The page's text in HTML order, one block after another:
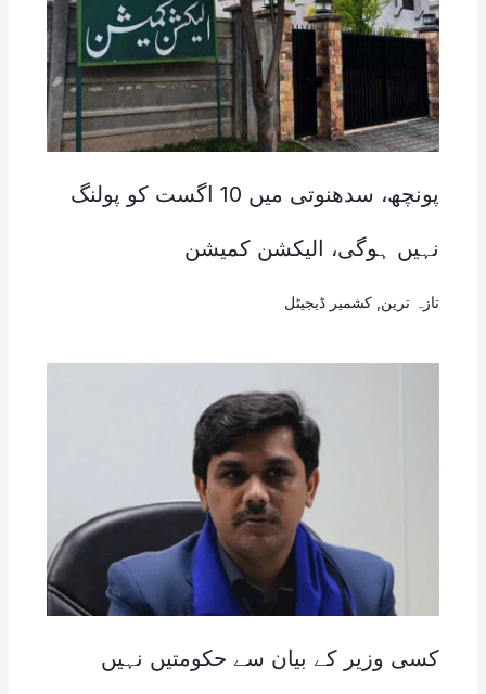
پونچھ، سدھنوتی میں 10 اگست کو پولنگ
نہیں ہوگی، الیکشن کمیشن
تازہ ترین کشمیر ڈیجیٹل
کسی وزیر کے بیان سے حکومتیں نہیں